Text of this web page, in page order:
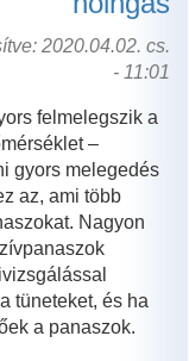
2020.04.02. cs.
- 11:01
felmelegszik a
–
gyors melegedés
az, ami több
Nagyon
tüneteket, és ha
a panaszok.